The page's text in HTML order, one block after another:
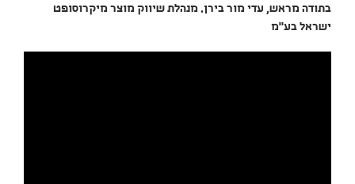
בתודה מראש, עדי מור בירן. מנהלת שיווק מוצר מיקרוסופט
ישראל בע"מ